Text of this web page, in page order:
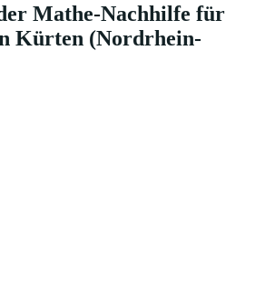
Mathe-Nachhilfe für
Kürten (Nordrhein-